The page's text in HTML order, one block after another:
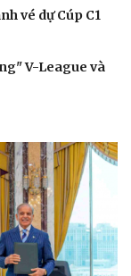
vé dự Cúp C1
V-League và